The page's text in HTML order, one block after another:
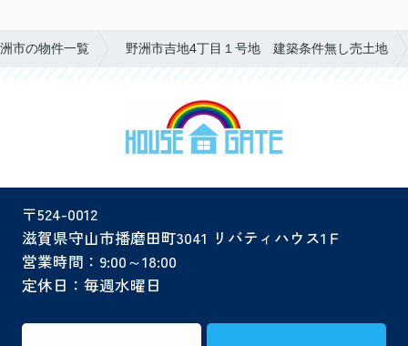
市の物件一覧 野洲市吉地4丁目１号地 建築条件無し売土地
〒524-0012
滋賀県守山市播磨田町3041 リバティハウス1Ｆ
営業時間：9:00～18:00
定休日：毎週水曜日